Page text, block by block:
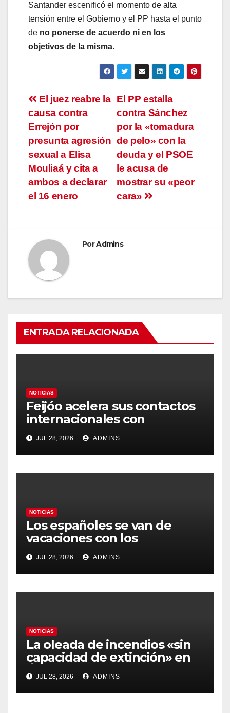
Santander escenificó el momento de alta
tensión entre el Gobierno y el PP hasta el punto
de no ponerse de acuerdo ni en los
objetivos de la misma.
Navegación
de
entradas
El PP estalla
contra Sánchez
por la «tomadura
de pelo» con la
deuda y el PSOE
le acusa de
mostrar su «peor
cara»
El juez reabre la
causa contra
Errejón por
presunta agresión
sexual a Elisa
Mouliaá y cita a
ambos a declarar
el 16 enero
PorAdmins
ENTRADA RELACIONADA
NOTICIAS
Feijóo acelera sus contactos
internacionales con
Latinoamérica como socio
prioritario en su agenda de
gobierno
JUL 28, 2026 ADMINS
NOTICIAS
Los españoles se van de
vacaciones con los
carburantes hasta un 21%
más caros que el año pasado
y los hoteles disparados
JUL 28, 2026 ADMINS
NOTICIAS
La oleada de incendios «sin
capacidad de extinción» en
Ávila y al oeste de Madrid
obliga a declarar la
emergencia nacional
JUL 28, 2026 ADMINS